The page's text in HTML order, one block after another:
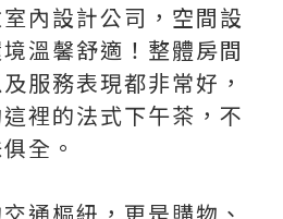
內設計公司，空間設
溫馨舒適！整體房間
服務表現都非常好，
裡的法式下午茶，不
全。